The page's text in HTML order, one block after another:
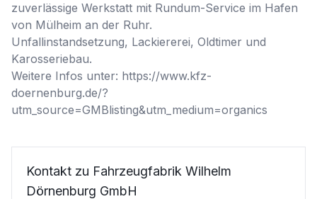
zuverlässige Werkstatt mit Rundum-Service im Hafen
von Mülheim an der Ruhr.
Unfallinstandsetzung, Lackiererei, Oldtimer und
Karosseriebau.
Weitere Infos unter: https://www.kfz-
doernenburg.de/?
utm_source=GMBlisting&utm_medium=organics
Kontakt zu Fahrzeugfabrik Wilhelm
Dörnenburg GmbH